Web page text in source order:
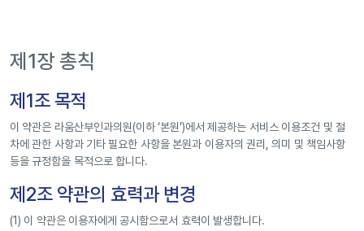
제1장 총칙
제1조 목적
이 약관은 라움산부인과의원(이하 ‘본원’)에서 제공하는 서비스 이용조건 및 절
차에 관한 사항과 기타 필요한 사항을 본원과 이용자의 권리, 의미 및 책임사항
등을 규정함을 목적으로 합니다.
제2조 약관의 효력과 변경
(1) 이 약관은 이용자에게 공시함으로서 효력이 발생합니다.